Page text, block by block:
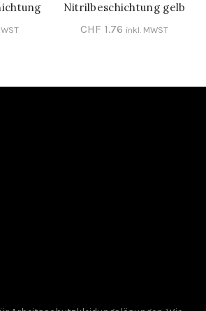
Nitrilbeschichtung gelb
Grösse 10
CHF 1.76 inkl. MWST